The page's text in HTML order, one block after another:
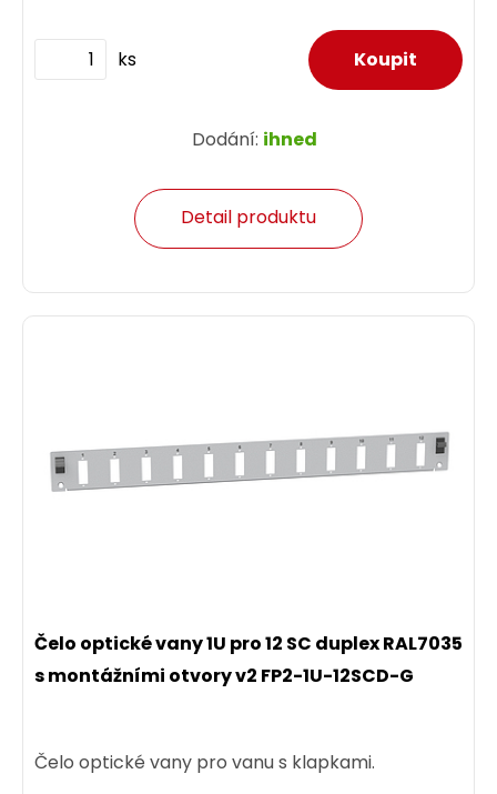
ks
Dodání: ihned
Detail produktu
Čelo optické vany 1U pro 12 SC duplex RAL7035
s montážními otvory v2 FP2-1U-12SCD-G
Čelo optické vany pro vanu s klapkami.